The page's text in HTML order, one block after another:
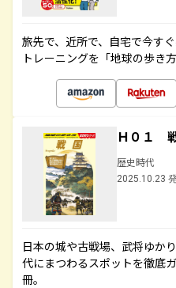
旅先で、近所で、自宅で今す
トレーニングを「地球の歩き
Ｈ０１
歴史時代
2025.10.23
日本の城や古戦場、武将ゆか
代にまつわるスポットを徹底
冊。